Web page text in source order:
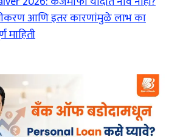
आणि इतर कारणांमुळे लाभ का